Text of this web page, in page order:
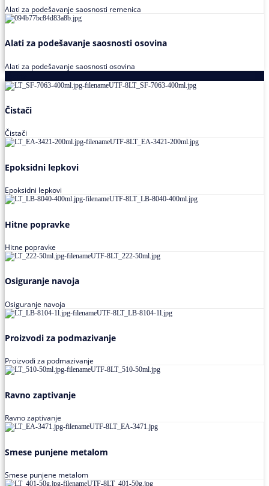
Alati za podešavanje saosnosti remenica
Alati za podešavanje saosnosti osovina
Alati za podešavanje saosnosti osovina
Čistači
Čistači
Epoksidni lepkovi
Epoksidni lepkovi
Hitne popravke
Hitne popravke
Osiguranje navoja
Osiguranje navoja
Proizvodi za podmazivanje
Proizvodi za podmazivanje
Ravno zaptivanje
Ravno zaptivanje
Smese punjene metalom
Smese punjene metalom